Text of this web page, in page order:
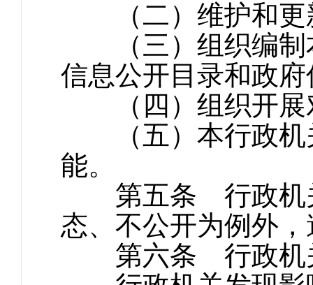
（二）维护和更
（三）组织编制
信息公开目录和政
（四）组织开展
（五）本行政机
能。
第五条 行政机关
态、不公开为例外
第六条 行政机关